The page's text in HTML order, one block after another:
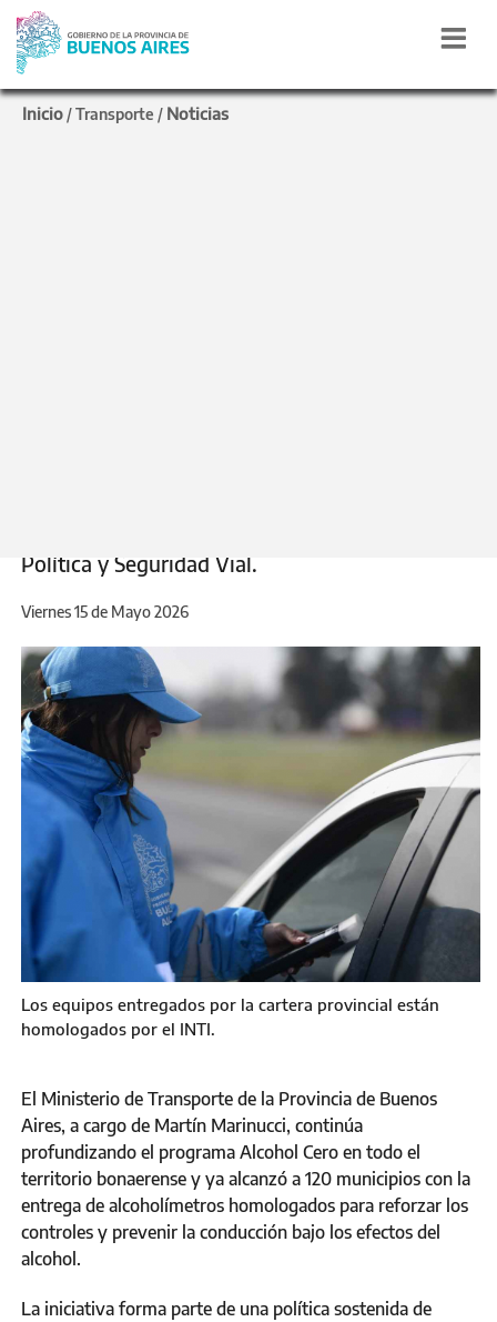
Inicio /Transporte / Noticias
Política y Seguridad Vial.
Viernes 15 de Mayo 2026
Los equipos entregados por la cartera provincial están
homologados por el INTI.
El Ministerio de Transporte de la Provincia de Buenos
Aires, a cargo de Martín Marinucci, continúa
profundizando el programa Alcohol Cero en todo el
territorio bonaerense y ya alcanzó a 120 municipios con la
entrega de alcoholímetros homologados para reforzar los
controles y prevenir la conducción bajo los efectos del
alcohol.
La iniciativa forma parte de una política sostenida de